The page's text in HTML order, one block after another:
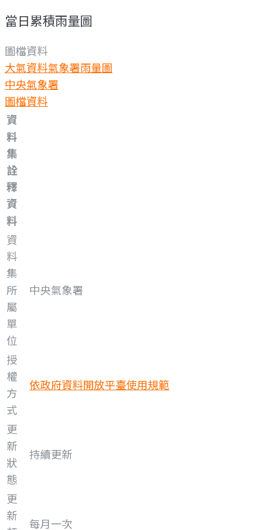
當日累積雨量圖
圖檔資料
大氣資料氣象署雨量圖
中央氣象署
圖檔資料
資
料
集
詮
釋
資
料
資
料
集
所
屬
單
位
中央氣象署
授
權
方
式
依政府資料開放平臺使用規範
更
新
狀
態
持續更新
更
新
每月一次